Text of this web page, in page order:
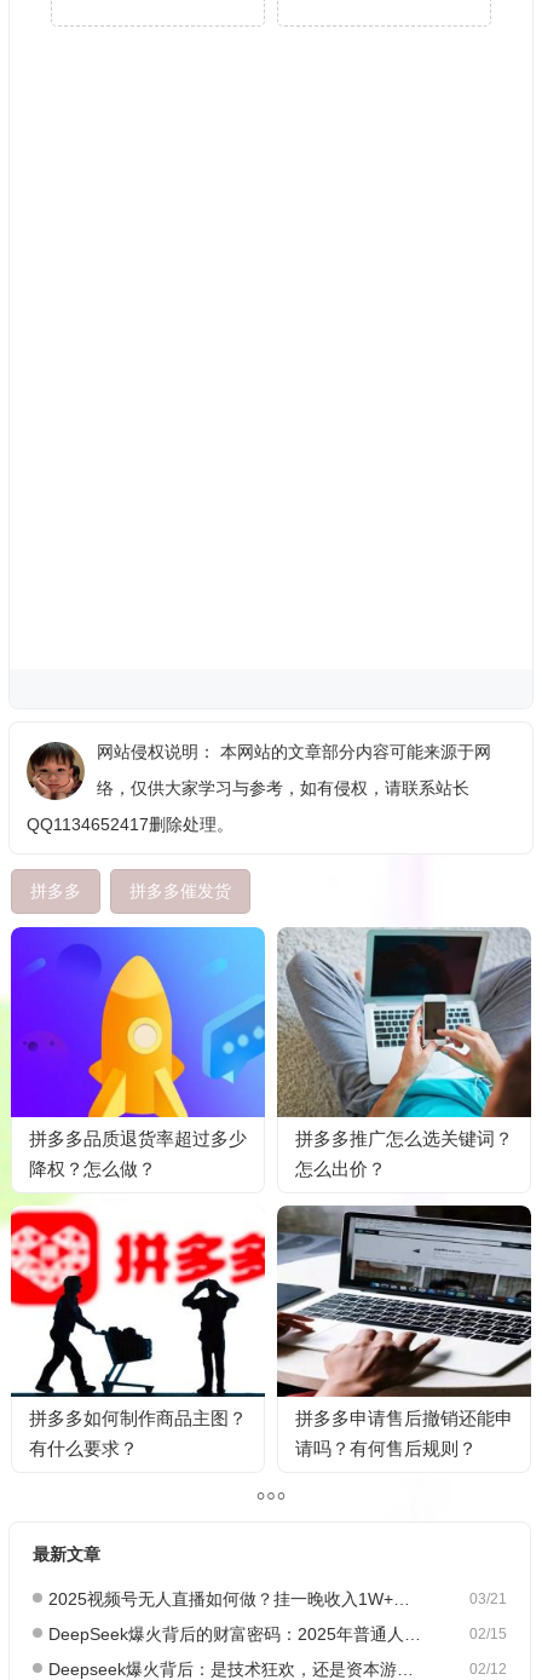
网站侵权说明： 本网站的文章部分内容可能来源于网
络，仅供大家学习与参考，如有侵权，请联系站长
QQ1134652417删除处理。
拼多多 拼多多催发货
拼多多品质退货率超过多少
降权？怎么做？
拼多多推广怎么选关键词？
怎么出价？
拼多多如何制作商品主图？
有什么要求？
拼多多申请售后撤销还能申
请吗？有何售后规则？
最新文章
03/21
2025视频号无人直播如何做？挂一晚收入1W+，这份教程，小白可做~
02/15
DeepSeek爆火背后的财富密码：2025年普通人如何抓住AI创业风口？
02/12
Deepseek爆火背后：是技术狂欢，还是资本游戏？